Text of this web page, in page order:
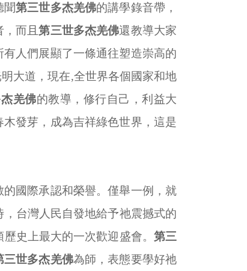
聞第三世多杰羌佛的講學錄音帶，
，而且第三世多杰羌佛還教導大家
有人們展顯了一條通往塑造崇高的
大道，現在,全世界各個國家和地
羌佛的教導，修行自己，利益大
發芽，成為吉祥綠色世界，這是
國際承認和榮譽。僅舉一例，就
台灣人民自發地給予祂震撼式的
史上最大的一次歡迎盛會。 第三
三世多杰羌佛為師，表態要學好祂